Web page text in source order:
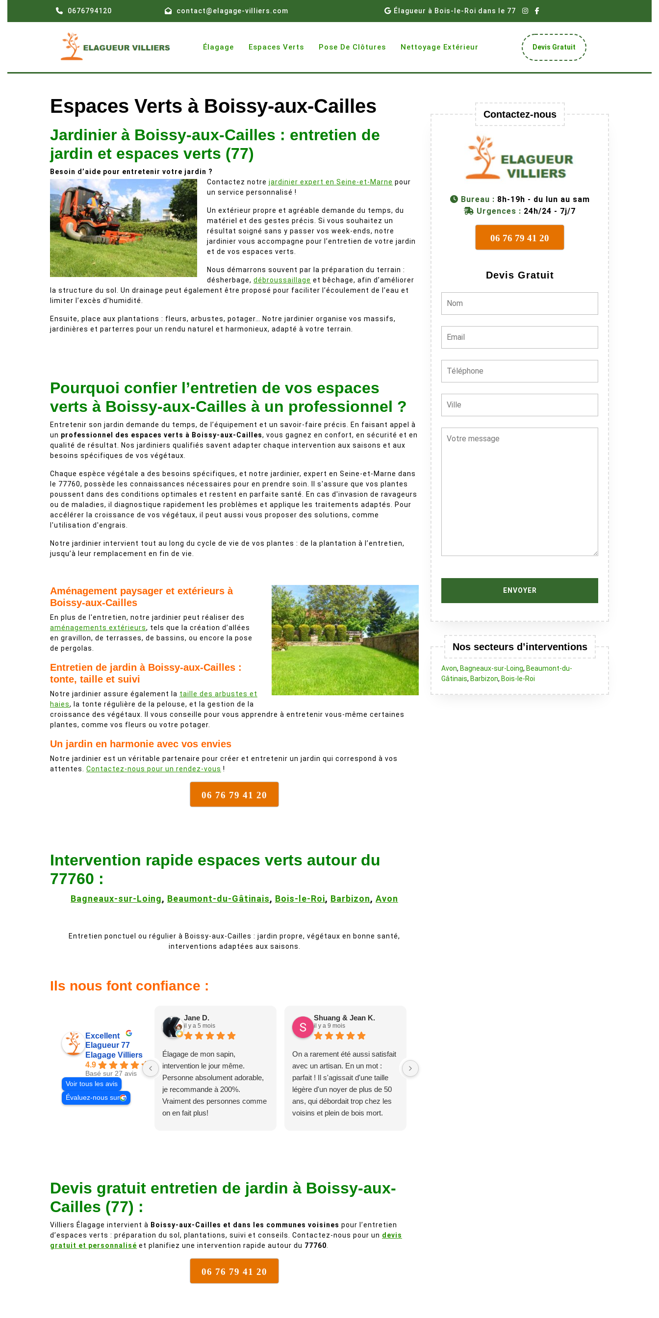
0676794120 contact@elagage-villiers.com Élagueur à Bois-le-Roi dans le 77
Élagage Espaces Verts Pose De Clôtures Nettoyage Extérieur Devis Gratuit Get
A
Espaces Verts à Boissy-aux-Cailles
Jardinier à Boissy-aux-Cailles : entretien de
jardin et espaces verts (77)
Besoin d’aide pour entretenir votre jardin ?
Contactez notre jardinier expert en Seine-et-Marne pour
un service personnalisé !
Un extérieur propre et agréable demande du temps, du
matériel et des gestes précis. Si vous souhaitez un
résultat soigné sans y passer vos week-ends, notre
jardinier vous accompagne pour l’entretien de votre jardin
et de vos espaces verts.
Nous démarrons souvent par la préparation du terrain :
désherbage, débroussaillage et bêchage, afin d’améliorer
la structure du sol. Un drainage peut également être proposé pour faciliter l’écoulement de l’eau et
limiter l’excès d’humidité.
Ensuite, place aux plantations : fleurs, arbustes, potager… Notre jardinier organise vos massifs,
jardinières et parterres pour un rendu naturel et harmonieux, adapté à votre terrain.
Pourquoi confier l’entretien de vos espaces
verts à Boissy-aux-Cailles à un professionnel ?
Entretenir son jardin demande du temps, de l’équipement et un savoir-faire précis. En faisant appel à
un professionnel des espaces verts à Boissy-aux-Cailles, vous gagnez en confort, en sécurité et en
qualité de résultat. Nos jardiniers qualifiés savent adapter chaque intervention aux saisons et aux
besoins spécifiques de vos végétaux.
Chaque espèce végétale a des besoins spécifiques, et notre jardinier, expert en Seine-et-Marne dans
le 77760, possède les connaissances nécessaires pour en prendre soin. Il s'assure que vos plantes
poussent dans des conditions optimales et restent en parfaite santé. En cas d'invasion de ravageurs
ou de maladies, il diagnostique rapidement les problèmes et applique les traitements adaptés. Pour
accélérer la croissance de vos végétaux, il peut aussi vous proposer des solutions, comme
l'utilisation d'engrais.
Notre jardinier intervient tout au long du cycle de vie de vos plantes : de la plantation à l’entretien,
jusqu’à leur remplacement en fin de vie.
Aménagement paysager et extérieurs à
Boissy-aux-Cailles
En plus de l'entretien, notre jardinier peut réaliser des
aménagements extérieurs, tels que la création d’allées
en gravillon, de terrasses, de bassins, ou encore la pose
de pergolas.
Entretien de jardin à Boissy-aux-Cailles :
tonte, taille et suivi
Notre jardinier assure également la taille des arbustes et
haies, la tonte régulière de la pelouse, et la gestion de la
croissance des végétaux. Il vous conseille pour vous apprendre à entretenir vous-même certaines
plantes, comme vos fleurs ou votre potager.
Un jardin en harmonie avec vos envies
Notre jardinier est un véritable partenaire pour créer et entretenir un jardin qui correspond à vos
attentes. Contactez-nous pour un rendez-vous !
06 76 79 41 20
Intervention rapide espaces verts autour du
77760 :
Bagneaux-sur-Loing, Beaumont-du-Gâtinais, Bois-le-Roi, Barbizon, Avon
Entretien ponctuel ou régulier à Boissy-aux-Cailles : jardin propre, végétaux en bonne santé,
interventions adaptées aux saisons.
Ils nous font confiance :
Excellent
Elagueur 77
Elagage Villiers
4.9
Basé sur 27 avis
Voir tous les avis
Évaluez-nous sur
Jane D.
il y a 5 mois
Élagage de mon sapin,
intervention le jour même.
Personne absolument adorable,
je recommande à 200%.
Vraiment des personnes comme
on en fait plus!
Shuang & Jean K.
il y a 9 mois
On a rarement été aussi satisfait
avec un artisan. En un mot :
parfait ! Il s'agissait d'une taille
légère d'un noyer de plus de 50
ans, qui débordait trop chez les
voisins et plein de bois mort.
dangereuse. M Villiers et son
équipes connaissent très bien
vraiment sympathique. Bref,
nous recommandons à 100% !
Devis gratuit entretien de jardin à Boissy-aux-
Cailles (77) :
Villiers Élagage intervient à Boissy-aux-Cailles et dans les communes voisines pour l’entretien
d’espaces verts : préparation du sol, plantations, suivi et conseils. Contactez-nous pour un devis
gratuit et personnalisé et planifiez une intervention rapide autour du 77760
06 76 79 41 20
Contactez-nous
Bureau : 8h-19h - du lun au sam
Urgences : 24h/24 - 7j/7
06 76 79 41 20
Devis Gratuit
Nos secteurs d’interventions
Avon, Bagneaux-sur-Loing, Beaumont-du-
Gâtinais, Barbizon, Bois-le-Roi